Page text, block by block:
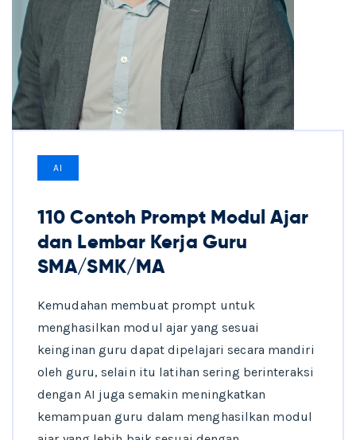
AI
110 Contoh Prompt Modul Ajar
dan Lembar Kerja Guru
SMA/SMK/MA
Kemudahan membuat prompt untuk
menghasilkan modul ajar yang sesuai
keinginan guru dapat dipelajari secara mandiri
oleh guru, selain itu latihan sering berinteraksi
dengan AI juga semakin meningkatkan
kemampuan guru dalam menghasilkan modul